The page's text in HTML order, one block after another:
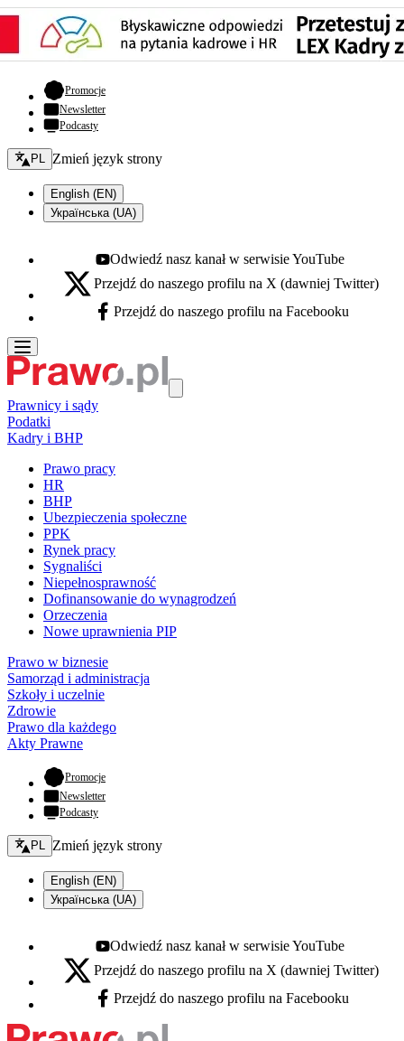
Promocje- otwiera się w nowej karcie
Newsletter
Podcasty
Zmień język - bieżący:
PL Zmień język strony
English (EN)
Українська (UA)
Youtube - otwiera się w nowej karcie
Odwiedź nasz kanał w serwisie YouTube
X - otwiera się w nowej karcie
Przejdź do naszego profilu na X (dawniej Twitter)
Facebook - otwiera się w nowej karcie
Przejdź do naszego profilu na Facebooku
Prawnicy i sądy
Podatki
Kadry i BHP
Prawo pracy
HR
BHP
Ubezpieczenia społeczne
PPK
Rynek pracy
Sygnaliści
Niepełnosprawność
Dofinansowanie do wynagrodzeń
Orzeczenia
Nowe uprawnienia PIP
Prawo w biznesie
Samorząd i administracja
Szkoły i uczelnie
Zdrowie
Prawo dla każdego
Akty Prawne
Promocje- otwiera się w nowej karcie
Newsletter
Podcasty
Zmień język - bieżący:
PL Zmień język strony
English (EN)
Українська (UA)
Youtube - otwiera się w nowej karcie
Odwiedź nasz kanał w serwisie YouTube
X - otwiera się w nowej karcie
Przejdź do naszego profilu na X (dawniej Twitter)
Facebook - otwiera się w nowej karcie
Przejdź do naszego profilu na Facebooku